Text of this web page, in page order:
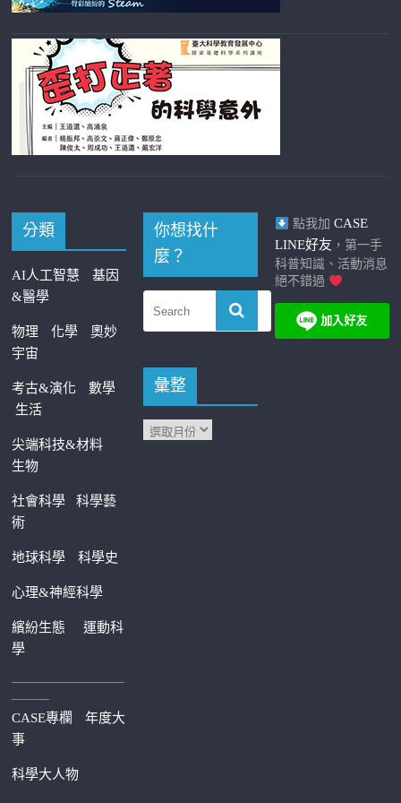
分類
AI人工智慧
基因
&醫學
物理 化學
奧妙
宇宙
考古&演化
數學
生活
尖端科技&材料
生物
社會科學科學藝
術
地球科學 科學史
心理&神經科學
繽紛生態運動科
學
—————————
———
CASE專欄
年度大
事
科學大人物
你想找什
麼？
彙整
點我加 CASE
LINE好友 ，第一手
科普知識、活動消息
絕不錯過